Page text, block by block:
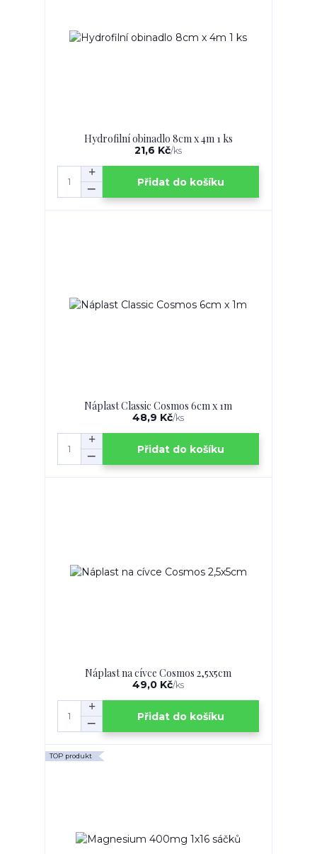
Hydrofilní obinadlo 8cm x 4m 1 ks
21,6 Kč/ks
Přidat do košíku
Náplast Classic Cosmos 6cm x 1m
48,9 Kč/ks
Přidat do košíku
Náplast na cívce Cosmos 2,5x5cm
49,0 Kč/ks
Přidat do košíku
TOP produkt